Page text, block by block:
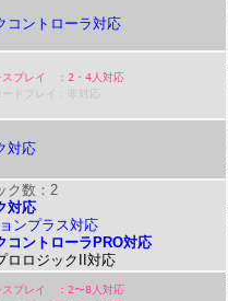
コントローラ対応
スプレイ ：2・4人対応
ードプレイ：非対応
対応
ク数：2
対応
ンプラス対応
コントローラPRO対応
ロロジックII対応
スプレイ ：2〜8人対応